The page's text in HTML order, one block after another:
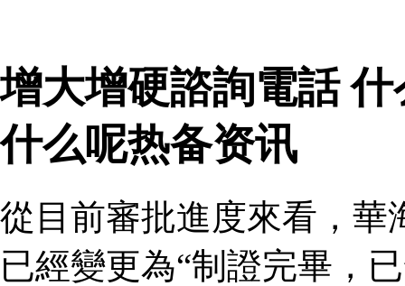
增大增硬諮詢電話
什么呢热备资讯
從目前審批進度來看，華
已經變更為“制證完畢，